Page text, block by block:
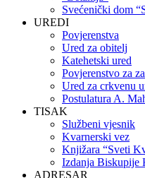
Svećenički dom
UREDI
Povjerenstva
Ured za obitelj
Katehetski ured
Povjerenstvo za
Ured za crkvenu
Postulatura A.
TISAK
Službeni vjesnik
Kvarnerski vez
Knjižara “Sveti
Izdanja Biskupije
ADRESAR